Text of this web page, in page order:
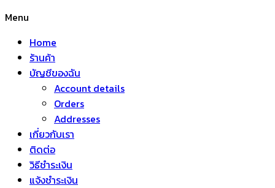
Menu
Home
ร้านค้า
บัญชีของฉัน
Account details
Orders
Addresses
เกี่ยวกับเรา
ติดต่อ
วิธีชำระเงิน
แจ้งชำระเงิน